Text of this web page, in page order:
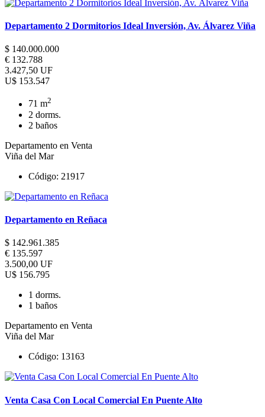
Departamento 2 Dormitorios Ideal Inversión, Av. Álvarez Viña
$ 140.000.000
€ 132.788
3.427,50 UF
U$ 153.547
71 m2
2 dorms.
2 baños
Departamento en Venta
Viña del Mar
Código: 21917
Departamento en Reñaca
$ 142.961.385
€ 135.597
3.500,00 UF
U$ 156.795
1 dorms.
1 baños
Departamento en Venta
Viña del Mar
Código: 13163
Venta Casa Con Local Comercial En Puente Alto